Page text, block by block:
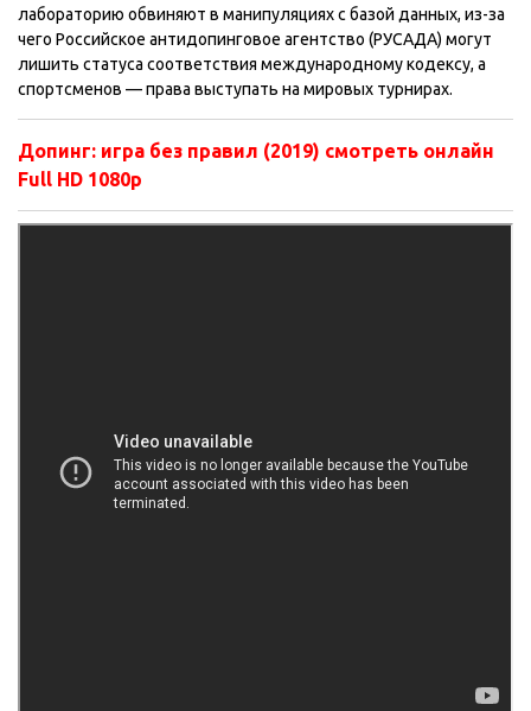
лабораторию обвиняют в манипуляциях с базой данных, из-за
чего Российское антидопинговое агентство (РУСАДА) могут
лишить статуса соответствия международному кодексу, а
спортсменов — права выступать на мировых турнирах.
Допинг: игра без правил (2019) смотреть онлайн
Full HD 1080p